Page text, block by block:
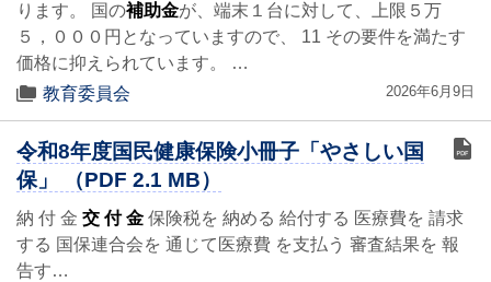
ります。 国の補助金が、端末１台に対して、上限５万
５，０００円となっていますので、 11 その要件を満たす
価格に抑えられています。 …
教育委員会
2026年6月9日
令和8年度国民健康保険小冊子「やさしい国
保」 （PDF 2.1 MB）
納 付 金 交 付 金 保険税を 納める 給付する 医療費を 請求
する 国保連合会を 通じて医療費 を支払う 審査結果を 報
告す…